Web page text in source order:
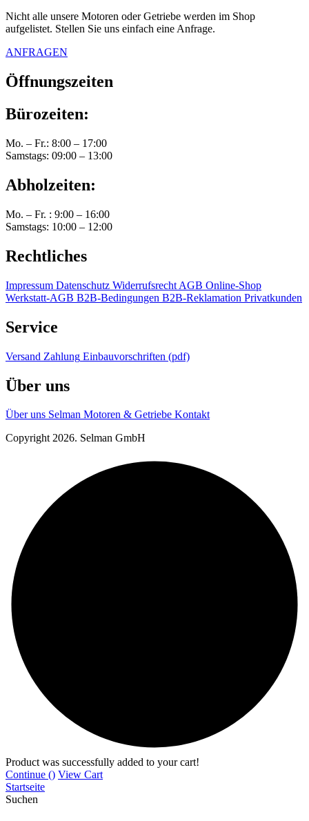
Nicht alle unsere Motoren oder Getriebe werden im Shop
aufgelistet. Stellen Sie uns einfach eine Anfrage.
ANFRAGEN
Öffnungszeiten
Bürozeiten:
Mo. – Fr.: 8:00 – 17:00
Samstags: 09:00 – 13:00
Abholzeiten:
Mo. – Fr. : 9:00 – 16:00
Samstags: 10:00 – 12:00
Rechtliches
Impressum Datenschutz Widerrufsrecht AGB Online-Shop
Werkstatt-AGB B2B-Bedingungen B2B-Reklamation Privatkunden
Service
Versand Zahlung Einbauvorschriften (pdf)
Über uns
Über uns Selman Motoren & Getriebe Kontakt
Copyright 2026. Selman GmbH
Product was successfully added to your cart!
Continue () View Cart
Startseite
Suchen